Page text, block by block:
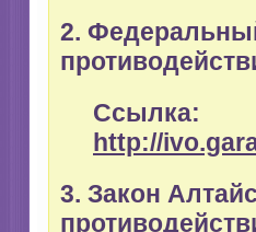
2.
Ссылка:
http://
3. Закон